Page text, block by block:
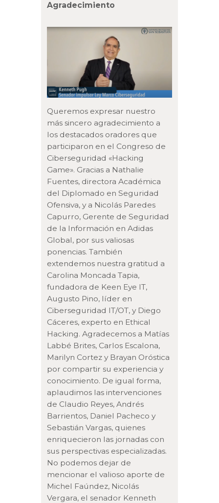
Agradecimiento
Queremos expresar nuestro
más sincero agradecimiento a
los destacados oradores que
participaron en el Congreso de
Ciberseguridad «Hacking
Game». Gracias a Nathalie
Fuentes, directora Académica
del Diplomado en Seguridad
Ofensiva, y a Nicolás Paredes
Capurro, Gerente de Seguridad
de la Información en Adidas
Global, por sus valiosas
ponencias. También
extendemos nuestra gratitud a
Carolina Moncada Tapia,
fundadora de Keen Eye IT,
Augusto Pino, líder en
Ciberseguridad IT/OT, y Diego
Cáceres, experto en Ethical
Hacking. Agradecemos a Matías
Labbé Brites, Carlos Escalona,
Marilyn Cortez y Brayan Oróstica
por compartir su experiencia y
conocimiento. De igual forma,
aplaudimos las intervenciones
de Claudio Reyes, Andrés
Barrientos, Daniel Pacheco y
Sebastián Vargas, quienes
enriquecieron las jornadas con
sus perspectivas especializadas.
No podemos dejar de
mencionar el valioso aporte de
Michel Faúndez, Nicolás
Vergara, el senador Kenneth